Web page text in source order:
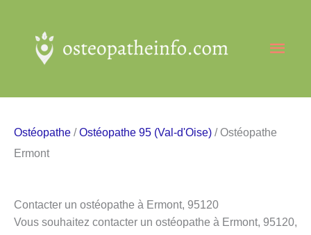
contenu
Ostéopathe /Ostéopathe 95 (Val-d'Oise) / Ostéopathe
Ermont
Contacter un ostéopathe à Ermont, 95120
Vous souhaitez contacter un ostéopathe à Ermont, 95120,